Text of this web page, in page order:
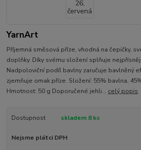
YarnArt
Příjemná směsová příze, vhodná na čepičky,
doplňky. Díky svému složení splňuje
Nadpoloviční podíl bavlny zaručuje bavlněný
zjemňuje omak příze. Složení: 55% bavlna,
Hmotnost: 50 g Doporučené jehli... celý popis
Dostupnost skladem 8 ks
Nejsme plátci DPH